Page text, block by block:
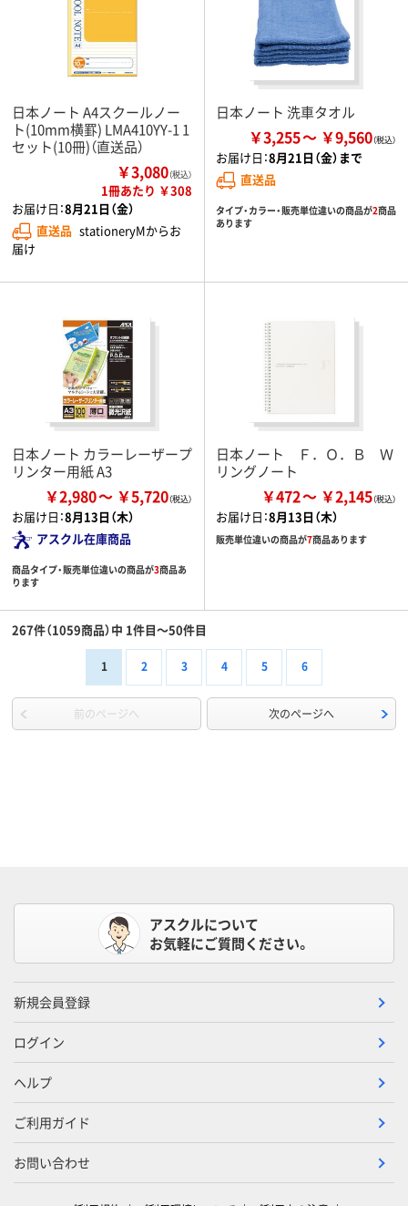
日本ノート A4スクールノー
ト(10mm横罫) LMA410YY-1 1
セット(10冊)（直送品）
￥3,080（税込）
1冊あたり ￥308
お届け日：8月21日（金）
直送品 stationeryMからお
届け
日本ノート 洗車タオル
￥3,255 ￥9,560
お届け日：8月21日（金）まで
直送品
タイプ・カラー・販売単位違いの商品が2商品
あります
日本ノート カラーレーザープ
リンター用紙 A3
￥2,980 ￥5,720
お届け日：8月13日（木）
アスクル在庫商品
商品タイプ・販売単位違いの商品が3商品あ
ります
日本ノート Ｆ．Ｏ．Ｂ Ｗ
リングノート
￥472 ￥2,145
お届け日：8月13日（木）
販売単位違いの商品が7商品あります
267件（1059商品）中 1件目～50件目
1 2 3 4 5 6
前のページへ 次のページへ
アスクルについて
お気軽にご質問ください。
新規会員登録
ログイン
ヘルプ
ご利用ガイド
お問い合わせ